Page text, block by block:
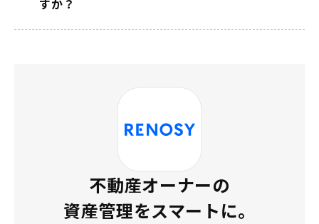
すか？
不動産オーナーの
資産管理をスマートに。